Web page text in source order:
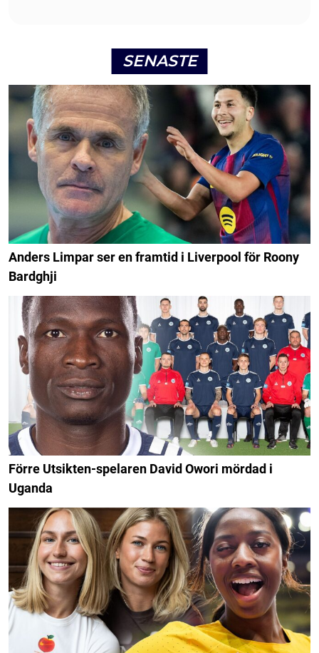
SENASTE
Anders Limpar ser en framtid i Liverpool för Roony
Bardghji
Förre Utsikten-spelaren David Owori mördad i
Uganda